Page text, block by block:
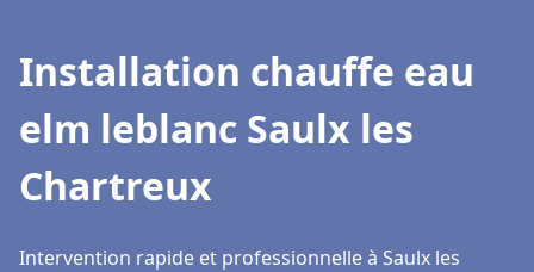
Installation chauffe eau
elm leblanc Saulx les
Chartreux
Intervention rapide et professionnelle à Saulx les